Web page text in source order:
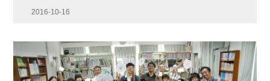
2016-10-16